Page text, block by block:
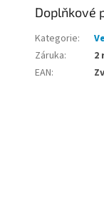
Doplňkové
Kategorie:
Záruka:
2
EAN: